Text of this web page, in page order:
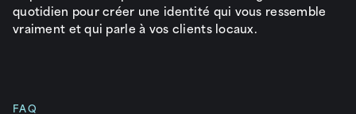
quotidien pour créer une identité qui vous ressemble
vraiment et qui parle à vos clients locaux.
FAQ